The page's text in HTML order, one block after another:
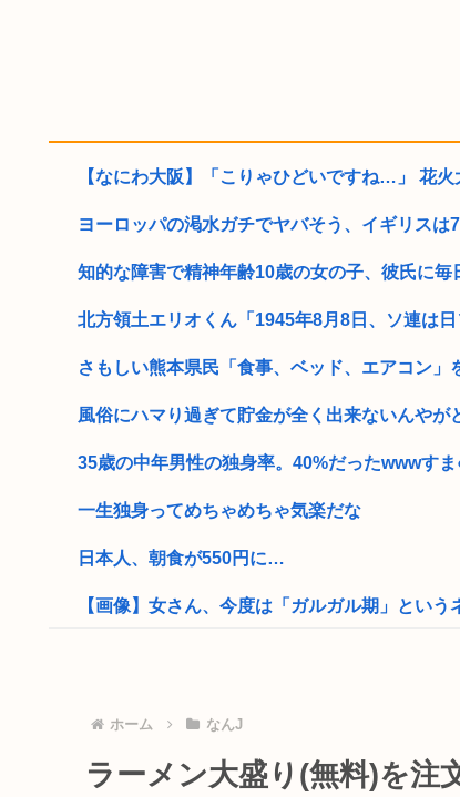
【なにわ大阪】「こりゃひどいですね…」 花
ヨーロッパの渇水ガチでヤバそう、イギリスは
知的な障害で精神年齢10歳の女の子、彼氏に毎
北方領土エリオくん「1945年8月8日、ソ連は
さもしい熊本県民「食事、ベッド、エアコン」
風俗にハマり過ぎて貯金が全く出来ないんやが
35歳の中年男性の独身率。40%だったwwwす
一生独身ってめちゃめちゃ気楽だな
日本人、朝食が550円に…
【画像】女さん、今度は「ガルガル期」とい
ホーム なんJ
ラーメン大盛り(無料)を注